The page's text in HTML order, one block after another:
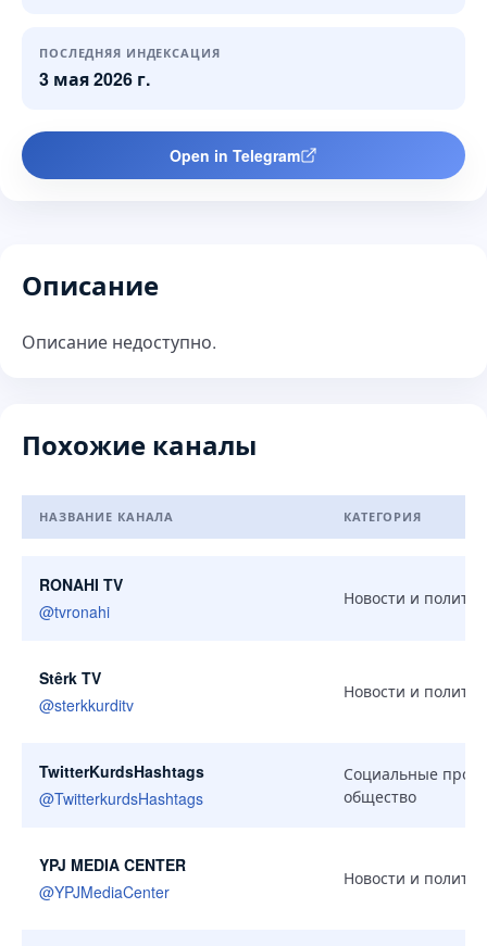
ПОСЛЕДНЯЯ ИНДЕКСАЦИЯ
3 мая 2026 г.
Open in Telegram
Описание
Описание недоступно.
Похожие каналы
НАЗВАНИЕ КАНАЛА КАТЕГОРИЯ
RONAHI TV
@tvronahi
Новости и
Stêrk TV
@sterkkurditv
Новости и
TwitterKurdsHashtags
@TwitterkurdsHashtags
Социальные
общество
YPJ MEDIA CENTER
@YPJMediaCenter
Новости и